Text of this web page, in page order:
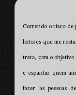
Correndo o risco de
leitores que me
treta, com o objetivo
e espantar quem
fazer as pessoas